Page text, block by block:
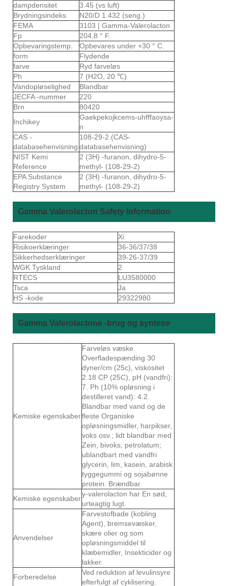
dampdensitet
3.45 (vs luft)
Brydningsindeks
N20/D 1.432 (seng.)
FEMA
3103 | Gamma-Valerolacton
Fp
204,8 ° F.
Opbevaringstemp.
Opbevares under +30 ° C.
form
Flydende
farve
Ryd farveløs
Ph
7 (H2O, 20 ℃)
Vandopløselighed
Blandbar
JECFA -nummer
220
Brn
80420
Inchikey
Gaekpekojkcems-uhfffaoysa-
n
CAS -
databasehenvisning
108-29-2 (CAS-
databasehenvisning)
NIST Kemi
Reference
2 (3H) -furanon, dihydro-5-
methyl- (108-29-2)
EPA Substance
Registry System
2 (3H) -furanon, dihydro-5-
methyl- (108-29-2)
Gamma Valerolacton Safety Information
Farekoder
Xi
Risikoerklæringer
36-36/37/38
Sikkerhedserklæringer
39-26-37/39
WGK Tyskland
2
RTECS
LU3580000
Tsca
Ja
HS -kode
29322980
Gamma Valerolactone -brug og syntese
Kemiske egenskaber
Farveløs væske.
Overfladespænding 30
dyner/cm (25c), viskositet
2.18 CP (25C), pH (vandfri):
7. Ph (10% opløsning i
destilleret vand): 4.2.
Blandbar med vand og de
fleste Organiske
opløsningsmidler, harpikser,
voks osv.; lidt blandbar med
Zein, bivoks, petrolatum;
ublandbart med vandfri
glycerin, lim, kasein, arabisk
tyggegummi og sojabønne
protein. Brændbar.
Kemiske egenskaber
y-valerolacton har En sød,
urteagtig lugt.
Anvendelser
Farvestofbade (kobling
Agent), bremsevæsker,
skære olier og som
opløsningsmiddel til
klæbemidler, Insekticider og
lakker.
Forberedelse
Ved reduktion af levulinsyre
efterfulgt af cyklisering.